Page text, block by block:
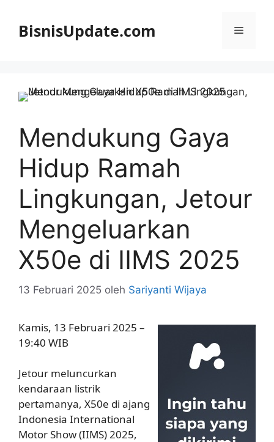
BisnisUpdate.com Menu
Mendukung Gaya
Hidup Ramah
Lingkungan, Jetour
Mengeluarkan
X50e di IIMS 2025
13 Februari 2025 oleh Sariyanti Wijaya
Kamis, 13 Februari 2025 –
19:40 WIB
Jetour meluncurkan
kendaraan listrik
pertamanya, X50e di ajang
Indonesia International
Motor Show (IIMS) 2025,